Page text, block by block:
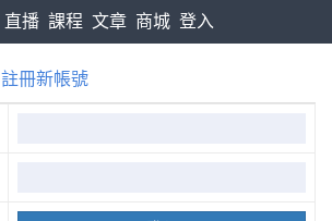
直播 課程 文章 商城 登入
註冊新帳號